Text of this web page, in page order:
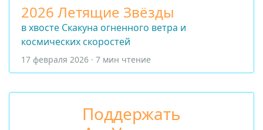
2026 Летящие Звёзды
в хвосте Скакуна огненного ветра и
космических скоростей
17 февраля 2026 · 7 мин чтение
Поддержать